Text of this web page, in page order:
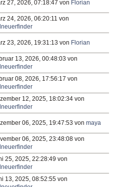
27, 2026, 07:18:47 von Florian
24, 2026, 06:20:11 von
23, 2026, 19:31:13 von Florian
13, 2026, 00:48:03 von
08, 2026, 17:56:17 von
12, 2025, 18:02:34 von
06, 2025, 19:47:53 von maya
06, 2025, 23:48:08 von
25, 2025, 22:28:49 von
13, 2025, 08:52:55 von